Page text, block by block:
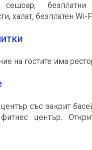
безплатни
халат, безплатен Wi-
на гостите има
със закрит
център.